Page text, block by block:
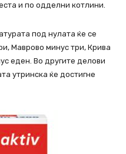
и по одделни котлини.
под нулата ќе се
Маврово минус три, Крива
еден. Во другите делови
утринска ќе достигне